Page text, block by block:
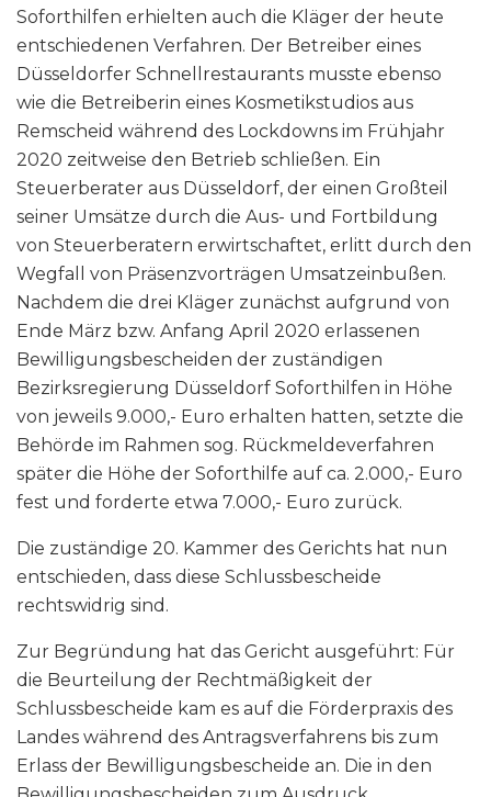
Soforthilfen erhielten auch die Kläger der heute
entschiedenen Verfahren. Der Betreiber eines
Düsseldorfer Schnellrestaurants musste ebenso
wie die Betreiberin eines Kosmetikstudios aus
Remscheid während des Lockdowns im Frühjahr
2020 zeitweise den Betrieb schließen. Ein
Steuerberater aus Düsseldorf, der einen Großteil
seiner Umsätze durch die Aus- und Fortbildung
von Steuerberatern erwirtschaftet, erlitt durch den
Wegfall von Präsenzvorträgen Umsatzeinbußen.
Nachdem die drei Kläger zunächst aufgrund von
Ende März bzw. Anfang April 2020 erlassenen
Bewilligungsbescheiden der zuständigen
Bezirksregierung Düsseldorf Soforthilfen in Höhe
von jeweils 9.000,- Euro erhalten hatten, setzte die
Behörde im Rahmen sog. Rückmeldeverfahren
später die Höhe der Soforthilfe auf ca. 2.000,- Euro
fest und forderte etwa 7.000,- Euro zurück.
Die zuständige 20. Kammer des Gerichts hat nun
entschieden, dass diese Schlussbescheide
rechtswidrig sind.
Zur Begründung hat das Gericht ausgeführt: Für
die Beurteilung der Rechtmäßigkeit der
Schlussbescheide kam es auf die Förderpraxis des
Landes während des Antragsverfahrens bis zum
Erlass der Bewilligungsbescheide an. Die in den